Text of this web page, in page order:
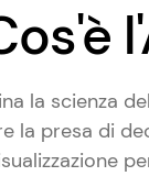
la scienza
la presa di